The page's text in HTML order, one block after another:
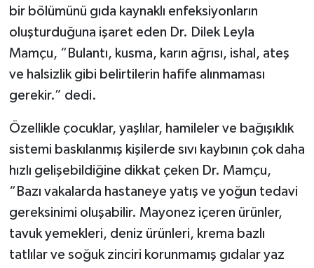
bir bölümünü gıda kaynaklı enfeksiyonların
oluşturduğuna işaret eden Dr. Dilek Leyla
Mamçu, “Bulantı, kusma, karın ağrısı, ishal, ateş
ve halsizlik gibi belirtilerin hafife alınmaması
gerekir.” dedi.
Özellikle çocuklar, yaşlılar, hamileler ve bağışıklık
sistemi baskılanmış kişilerde sıvı kaybının çok daha
hızlı gelişebildiğine dikkat çeken Dr. Mamçu,
“Bazı vakalarda hastaneye yatış ve yoğun tedavi
gereksinimi oluşabilir. Mayonez içeren ürünler,
tavuk yemekleri, deniz ürünleri, krema bazlı
tatlılar ve soğuk zinciri korunmamış gıdalar yaz